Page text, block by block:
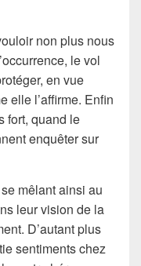
non plus nous
le vol
en vue
elle l’affirme. Enfin
fort, quand le
enquêter sur
mêlant ainsi au
leur vision de la
D’autant plus
sentiments chez